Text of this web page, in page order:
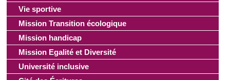
Vie sportive
Mission Transition écologique
Mission handicap
Mission Egalité et Diversité
Université inclusive